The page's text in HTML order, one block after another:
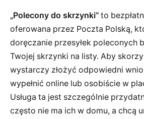
„Polecony do skrzynki” to
oferowana przez Poczta Polską,
doręczanie przesyłek poleconych
Twojej skrzynki na listy. Aby
wystarczy złożyć odpowiedni
wypełnić online lub osobiście w
Usługa ta jest szczególnie
często nie ma ich w domu, a chcą